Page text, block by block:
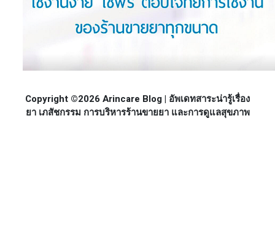
Copyright ©2026 Arincare Blog | อัพเดทสาระน่ารู้เรื่อง
ยา เภสัชกรรม การบริหารร้านขายยา และการดูแลสุขภาพ